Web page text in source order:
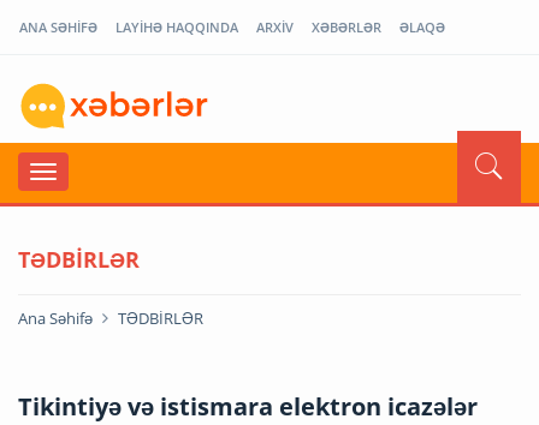
ANA SƏHİFƏ LAYİHƏ HAQQINDA ARXİV XƏBƏRLƏR ƏLAQƏ
TƏDBİRLƏR
Ana Səhifə TƏDBİRLƏR
Tikintiyə və istismara elektron icazələr